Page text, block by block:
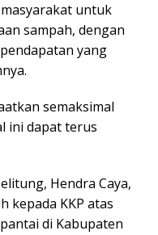
untuk
sampah, dengan
yang
semaksimal
ini dapat terus
Hendra Caya,
kepada KKP atas
di Kabupaten